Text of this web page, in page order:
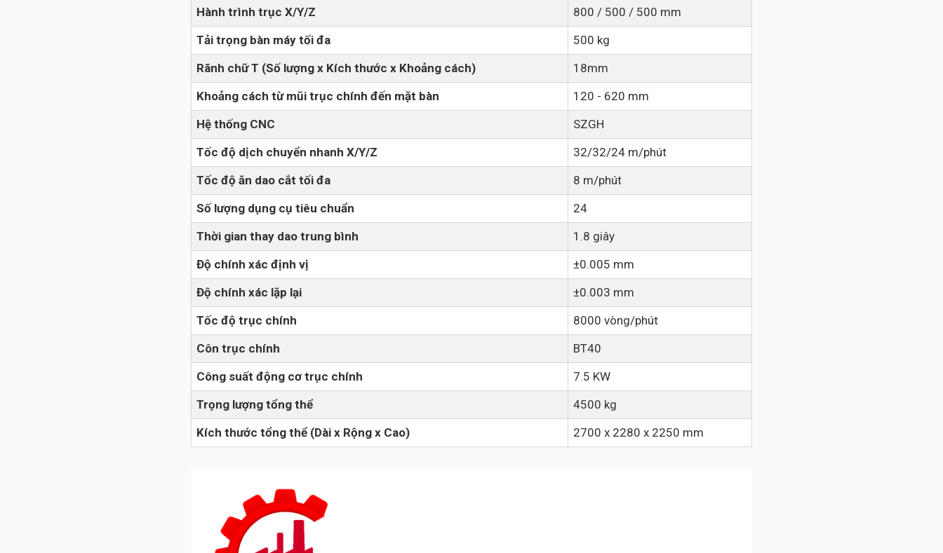
Hành trình trục X/Y/Z
800 / 500 / 500 mm
Tải trọng bàn máy tối đa
500 kg
Rãnh chữ T (Số lượng x Kích thước x Khoảng cách)
18mm
Khoảng cách từ mũi trục chính đến mặt bàn
120 - 620 mm
Hệ thống CNC
SZGH
Tốc độ dịch chuyển nhanh X/Y/Z
32/32/24 m/phút
Tốc độ ăn dao cắt tối đa
8 m/phút
Số lượng dụng cụ tiêu chuẩn
24
Thời gian thay dao trung bình
1.8 giây
Độ chính xác định vị
±0.005 mm
Độ chính xác lặp lại
±0.003 mm
Tốc độ trục chính
8000 vòng/phút
Côn trục chính
BT40
Công suất động cơ trục chính
7.5 KW
Trọng lượng tổng thể
4500 kg
Kích thước tổng thể (Dài x Rộng x Cao)
2700 x 2280 x 2250 mm